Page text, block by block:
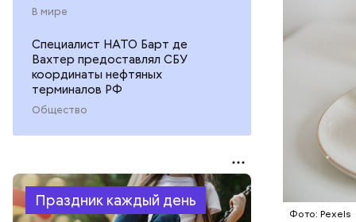
В мире
Cпециалист НАТО Барт де
Вахтер предоставлял СБУ
координаты нефтяных
терминалов РФ
Общество
Праздник каждый день
Фото: Pexels